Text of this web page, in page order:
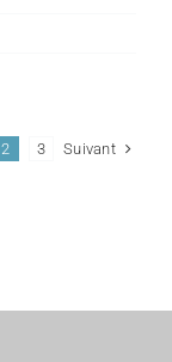
2 3 Suivant